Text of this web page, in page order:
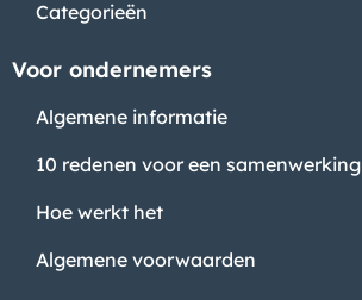
Categorieën
Voor ondernemers
Algemene informatie
10 redenen voor een samenwerking
Hoe werkt het
Algemene voorwaarden